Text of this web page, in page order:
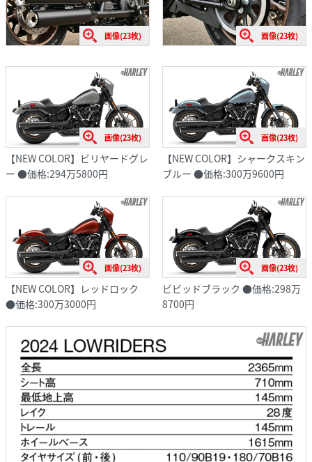
画像(23枚) 画像(23枚)
画像(23枚)
【NEW COLOR】ビリヤードグレ
ー ●価格:294万5800円
画像(23枚)
【NEW COLOR】シャークスキン
ブルー ●価格:300万9600円
画像(23枚)
【NEW COLOR】レッドロック
●価格:300万3000円
画像(23枚)
ビビッドブラック ●価格:298万
8700円